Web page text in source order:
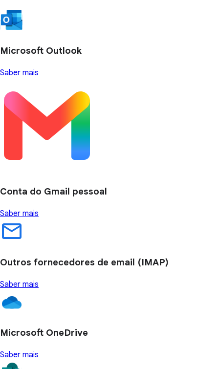
Microsoft Outlook
Saber mais
Conta do Gmail pessoal
Saber mais
Outros fornecedores de email (IMAP)
Saber mais
Microsoft OneDrive
Saber mais